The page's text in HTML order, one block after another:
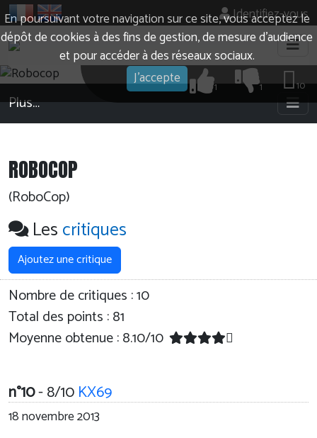
En poursuivant votre navigation sur ce site, vous acceptez le
dépôt de cookies à des fins de gestion, de mesure d’audience
et pour accéder à des réseaux sociaux.
J'accepte
Identifiez-vous
10
1
1
Plus…
ROBOCOP
(RoboCop)
Lescritiques
Ajoutez une critique
Nombre de critiques :10
Total des points : 81
Moyenne obtenue :8.10/10
n°10- 8/10KX69
18 novembre 2013